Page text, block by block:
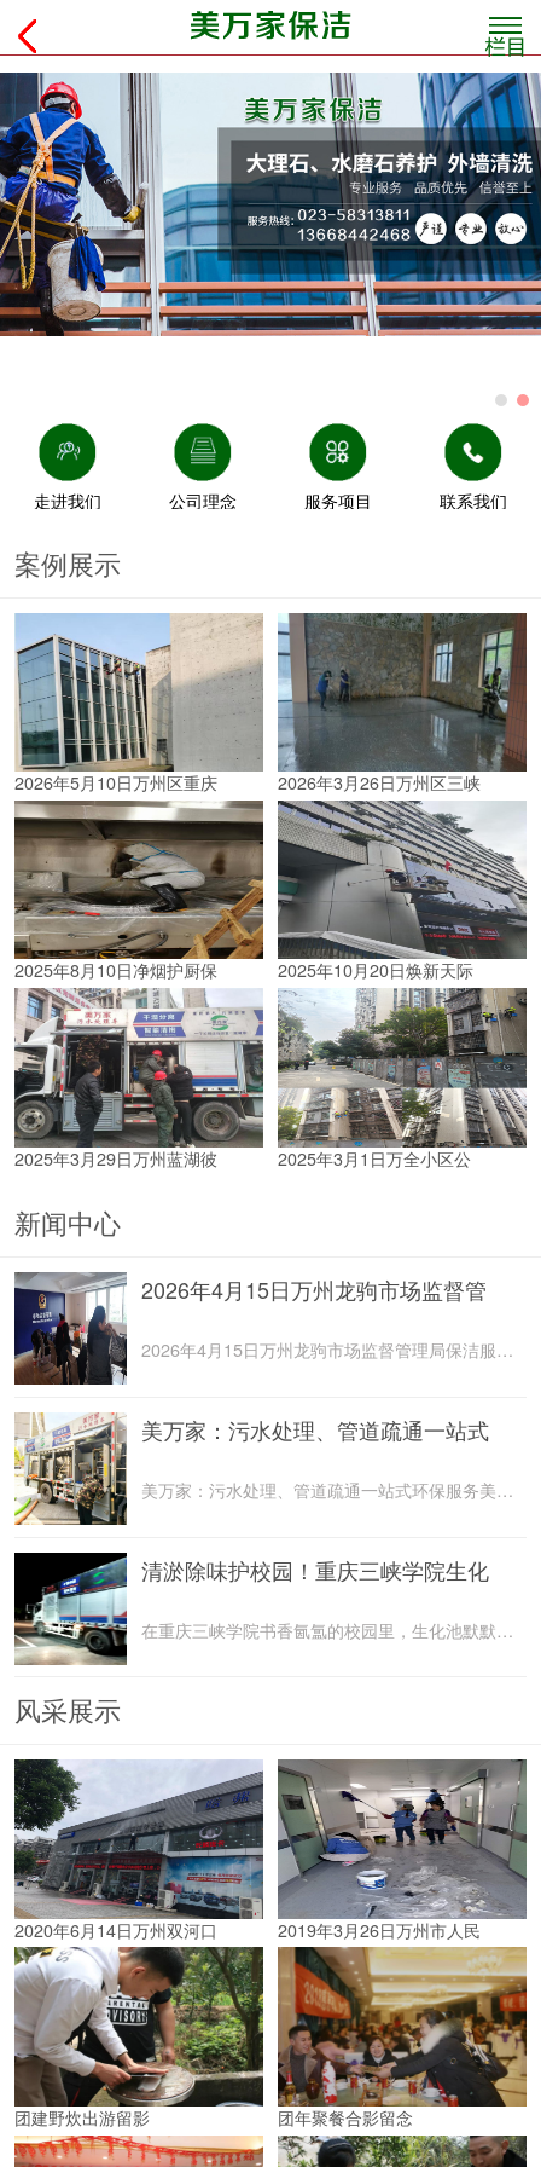
走进我们 公司理念 服务项目 联系我们
案例展示
2026年5月10日万州区重庆 2026年3月26日万州区三峡
2025年8月10日净烟护厨保 2025年10月20日焕新天际
2025年3月29日万州蓝湖彼 2025年3月1日万全小区公
新闻中心
2026年4月15日万州龙驹市场监督管
2026年4月15日万州龙驹市场监督管理局保洁服务由重庆美
美万家：污水处理、管道疏通一站式
美万家：污水处理、管道疏通一站式环保服务美万家公司，
清淤除味护校园！重庆三峡学院生化
在重庆三峡学院书香氤氲的校园里，生化池默默承载着污水
风采展示
2020年6月14日万州双河口 2019年3月26日万州市人民
团建野炊出游留影 团年聚餐合影留念